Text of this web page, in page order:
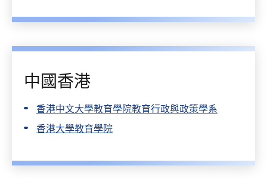
中國香港
香港中文大學教育學院教育行政與政策學系
香港大學教育學院